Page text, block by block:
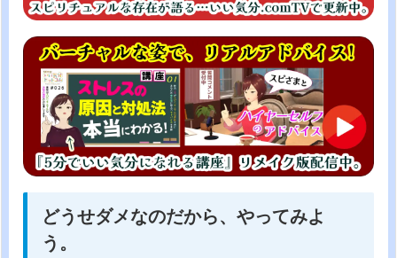
どうせダメなのだから、やってみよ
う。